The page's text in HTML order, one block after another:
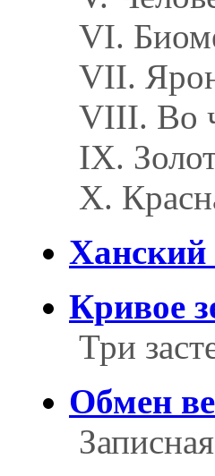
VI.
VII.
VIII. Во
IX.
X.
Ханский
Кривое
Три
Обмен